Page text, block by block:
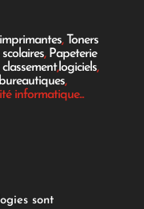
imprimantes, Toners
, Papeterie
,logiciels,
,
informatique...
sont